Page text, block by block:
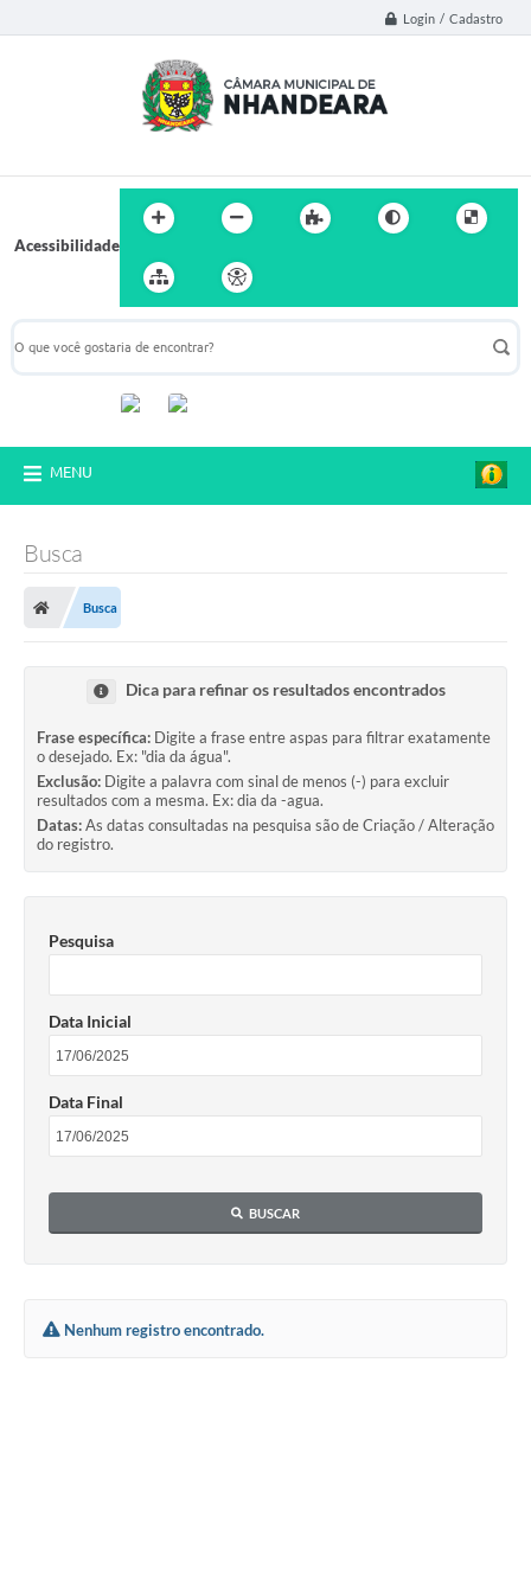
Login / Cadastro
Acessibilidade
MENU
Busca
Busca
Dica para refinar os resultados encontrados
Frase específica: Digite a frase entre aspas para filtrar exatamente
o desejado. Ex: "dia da água".
Exclusão: Digite a palavra com sinal de menos (-) para excluir
resultados com a mesma. Ex: dia da -agua.
Datas:As datas consultadas na pesquisa são de Criação / Alteração
do registro.
Pesquisa
Data Inicial
Data Final
BUSCAR
Nenhum registro encontrado.